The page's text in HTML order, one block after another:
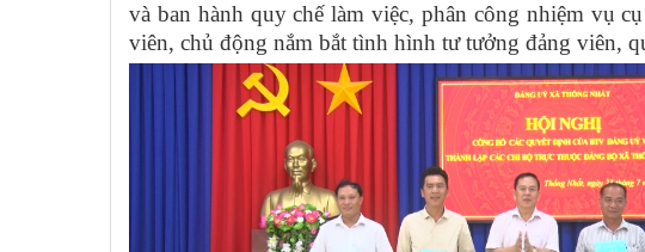
và ban hành quy chế làm việc, phân công nhiệm vụ
viên, chủ động nắm bắt tình hình tư tưởng đảng viên,